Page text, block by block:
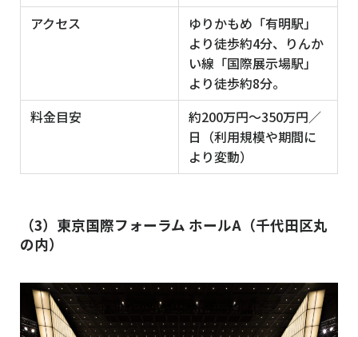
アクセス
ゆりかもめ「有明駅」
より徒歩約4分、りんか
い線「国際展示場駅」
より徒歩約8分。
料金目安
約200万円〜350万円／
日（利用規模や期間に
より変動）
（3）東京国際フォーラム ホールA（千代田区丸
の内）